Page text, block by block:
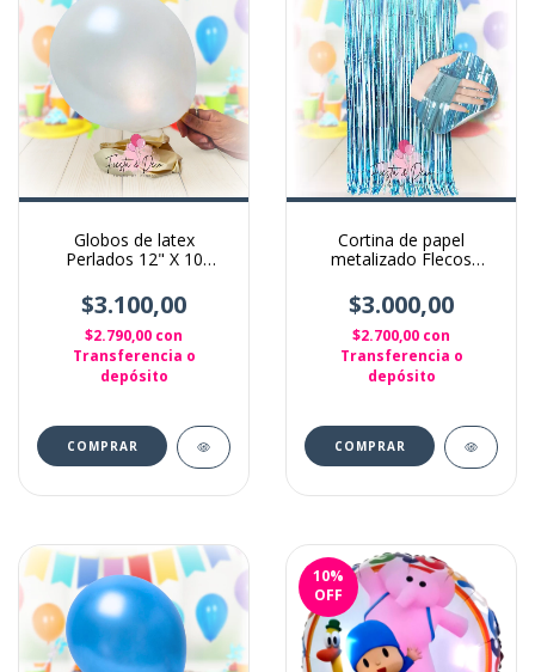
Globos de latex
Perlados 12" X 10
$3.100,00
$2.790,00 con
Transferencia o
depósito
Cortina de papel
metalizado Flecos
Celeste
$3.000,00
$2.700,00 con
Transferencia o
depósito
10%
OFF